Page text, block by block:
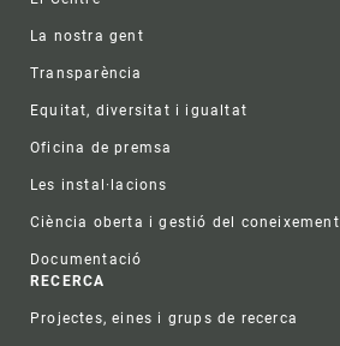
La nostra gent
Transparència
Equitat, diversitat i igualtat
Oficina de premsa
Les instal·lacions
Ciència oberta i gestió del coneixement
Documentació
RECERCA
Projectes, eines i grups de recerca